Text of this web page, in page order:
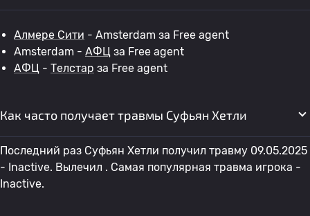
Алмере Сити - Amsterdam за Free agent
Amsterdam - АФЦ за Free agent
АФЦ - Телстар за Free agent
Как часто получает травмы Суфьян Хетли
Последний раз Суфьян Хетли получил травму 09.05.2025
- Inactive. Вылечил . Самая популярная травма игрока -
Inactive.